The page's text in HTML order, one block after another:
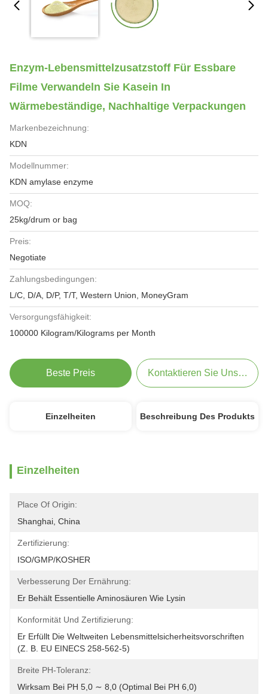
Enzym-Lebensmittelzusatzstoff Für Essbare
Filme Verwandeln Sie Kasein In
Wärmebeständige, Nachhaltige Verpackungen
Markenbezeichnung:
KDN
Modellnummer:
KDN amylase enzyme
MOQ:
25kg/drum or bag
Preis:
Negotiate
Zahlungsbedingungen:
L/C, D/A, D/P, T/T, Western Union, MoneyGram
Versorgungsfähigkeit:
100000 Kilogram/Kilograms per Month
Beste Preis Kontaktieren Sie Uns Jetzt
Einzelheiten Beschreibung Des Produkts
Einzelheiten
Place Of Origin:
Shanghai, China
Zertifizierung:
ISO/GMP/KOSHER
Verbesserung Der Ernährung:
Er Behält Essentielle Aminosäuren Wie Lysin
Konformität Und Zertifizierung:
Er Erfüllt Die Weltweiten Lebensmittelsicherheitsvorschriften
(z. B. EU EINECS 258-562-5)
Breite PH-Toleranz:
Wirksam Bei PH 5,0 ∼ 8,0 (optimal Bei PH 6,0)